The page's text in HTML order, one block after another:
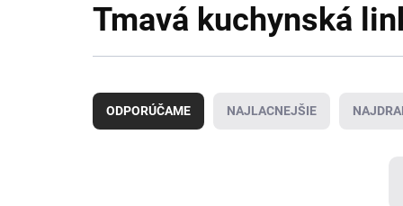
Tmavá kuchynská
a
d
ODPORÚČAME NAJLACNEJŠIE